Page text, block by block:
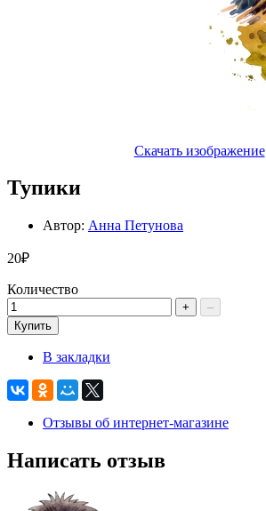
Скачать изображение
Тупики
Автор: Анна Петунова
20₽
Количество
+
–
Купить
В закладки
Отзывы об интернет-магазине
Написать отзыв